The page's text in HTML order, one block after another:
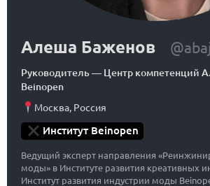
Алеша Баженов
Руководитель— Центр компетенций
Beinopen
Москва, Россия
Институт Beinopen
Ведущий эксперт направления
моды» в Институте развития креативных
Институт развития индустрии моды